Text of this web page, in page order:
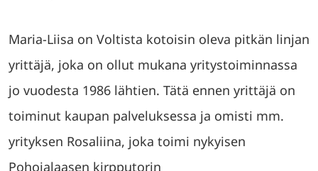
Maria-Liisa on Voltista kotoisin oleva pitkän linjan
yrittäjä, joka on ollut mukana yritystoiminnassa
jo vuodesta 1986 lähtien. Tätä ennen yrittäjä on
toiminut kaupan palveluksessa ja omisti mm.
yrityksen Rosaliina, joka toimi nykyisen
Pohojalaasen kirpputorin